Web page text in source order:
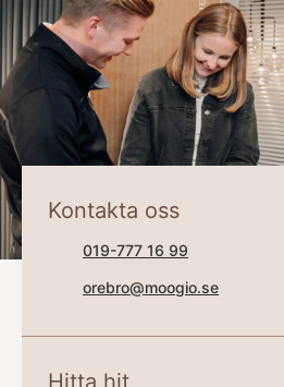
Kontakta oss
019-777 16 99
orebro@moogio.se
Hitta hit